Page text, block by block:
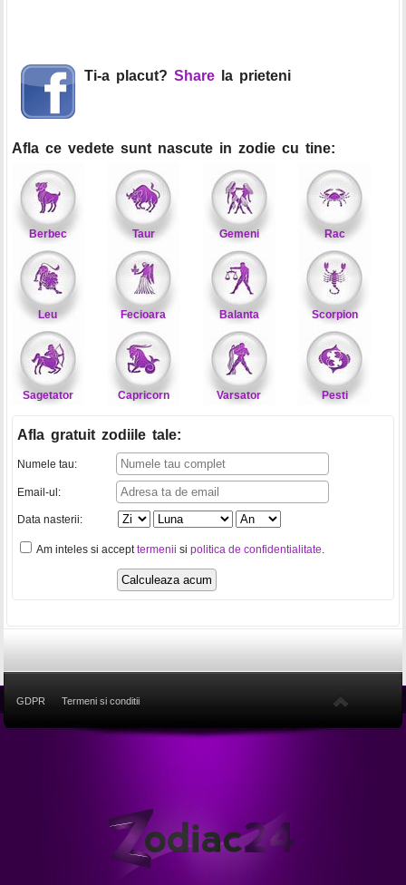
Ti-a placut? Share la prieteni
Afla ce vedete sunt nascute in zodie cu tine:
Berbec Taur Gemeni Rac
Leu Fecioara Balanta Scorpion
Sagetator Capricorn Varsator Pesti
Afla gratuit zodiile tale:
Numele tau:
Email-ul:
Data nasterii:
Am inteles si accepttermenii si politica de confidentialitate.
GDPR Termeni si conditii